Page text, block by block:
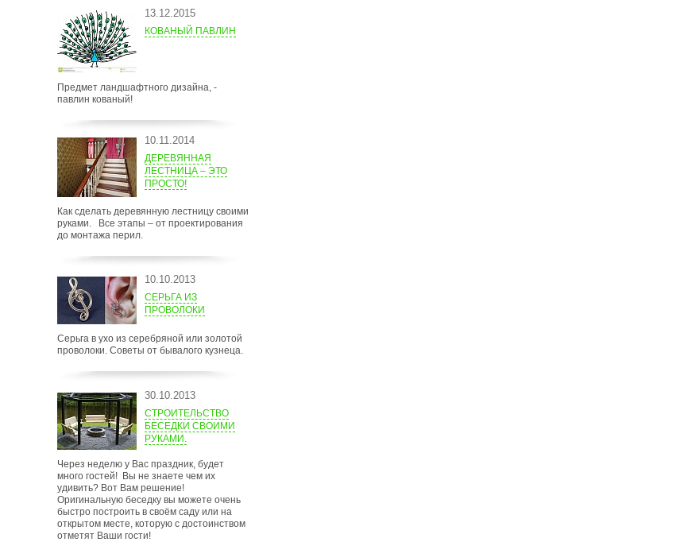
13.12.2015
КОВАНЫЙ ПАВЛИН
Предмет ландшафтного дизайна, -
павлин кованый!
10.11.2014
ДЕРЕВЯННАЯ
ЛЕСТНИЦА – ЭТО
ПРОСТО!
Как сделать деревянную лестницу своими
руками. Все этапы – от проектирования
до монтажа перил.
10.10.2013
СЕРЬГА ИЗ
ПРОВОЛОКИ
Серьга в ухо из серебряной или золотой
проволоки. Советы от бывалого кузнеца.
30.10.2013
СТРОИТЕЛЬСТВО
БЕСЕДКИ СВОИМИ
РУКАМИ.
Через неделю у Вас праздник, будет
много гостей! Вы не знаете чем их
удивить? Вот Вам решение!
Оригинальную беседку вы можете очень
быстро построить в своём саду или на
открытом месте, которую с достоинством
отметят Ваши гости!